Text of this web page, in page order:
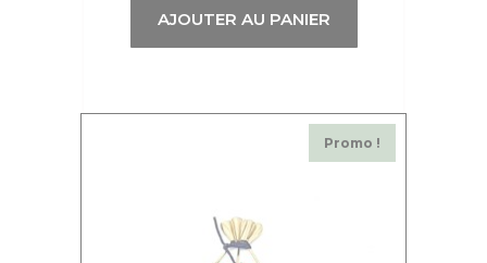
AJOUTER AU PANIER
Promo !